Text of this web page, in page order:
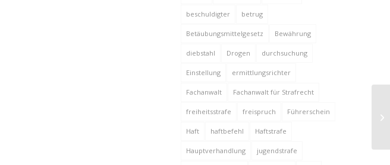
beschuldigter betrug
Betäubungsmittelgesetz Bewährung
diebstahl Drogen durchsuchung
Einstellung ermittlungsrichter
Fachanwalt Fachanwalt für Strafrecht
freiheitsstrafe freispruch Führerschein
Haft haftbefehl Haftstrafe
Hauptverhandlung jugendstrafe